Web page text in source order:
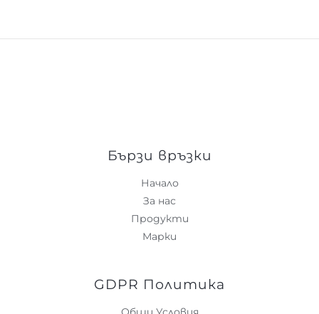
Бързи връзки
Начало
За нас
Продукти
Марки
GDPR Политика